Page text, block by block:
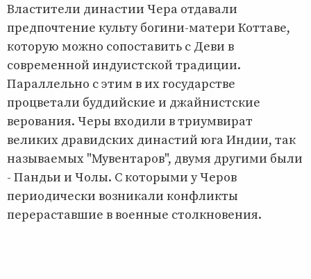
Властители династии Чера отдавали
предпочтение культу богини-матери Коттаве,
которую можно сопоставить с Деви в
современной индуистской традиции.
Параллельно с этим в их государстве
процветали буддийские и джайнистские
верования. Черы входили в триумвират
великих дравидских династий юга Индии, так
называемых "Мувентаров", двумя другими были
- Пандьи и Чолы. С которыми у Черов
периодически возникали конфликты
перераставшие в военные столкновения.